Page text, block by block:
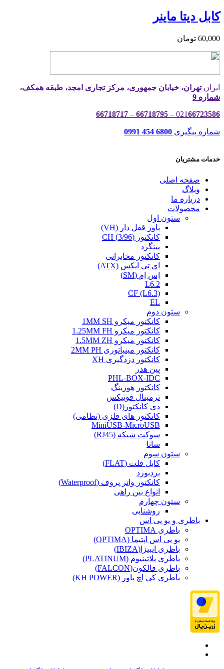
کابل دیتا ماینر
60,000 تومان
ایرانتهران، خیابان جمهوری، مرکز تجاری امجد، طبقه همکف،
شماره 9
02166723586 – 66718795 – 66718717
شماره پیگیری 6800 454 0991
خدمات مشتریان
صفحه اصلی
وبلاگ
درباره ما
محصولات
ستون اول
پاور قفل دار (VH)
کانکتور (3/96) CH
پینگرد
کانکتور مخابراتی
ای تی ایکس (ATX)
اِس اِم (SM)
L6.2
CF (L6.3)
EL
ستون دوم
کانکتور میکرو 1MM SH
کانکتور میکرو 1.25MM FH
کانکتور میکرو 1.5MM ZH
کانکتور مینیاتوری 2MM PH
کانکتور دزدگیری XH
پین هدر
PHL-BOX-IDC
کانکتور هوزینگ
ترمینال فونیکس
دی کانکتور(D)
کانکتور های فلزی (نظامی)
MiniUSB-MicroUSB
سوکت شبکه (RJ45)
ساتا
ستون سوم
کابل فلت (FLAT)
بردبورد
کانکتور واتر پروف (Waterproof)
انواع بین راهی
ستون چهارم
روشنایی
باطری و یو پی اس
باطری OPTIMA
یو پی اس اپتیما (OPTIMA)
باطری ایبیزا(IBIZA)
باطری پلاتینیوم (PLATINUM)
باطری فالکون(FALCON)
باطری کی اچ پاور (KH POWER)